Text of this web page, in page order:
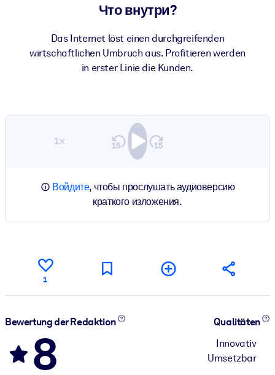
Что внутри?
Das Internet löst einen durchgreifenden
wirtschaftlichen Umbruch aus. Profitieren werden
in erster Linie die Kunden.
1×
Войдите, чтобы прослушать аудиоверсию
краткого изложения.
1
Bewertung der Redaktion
8
Qualitäten
Innovativ
Umsetzbar